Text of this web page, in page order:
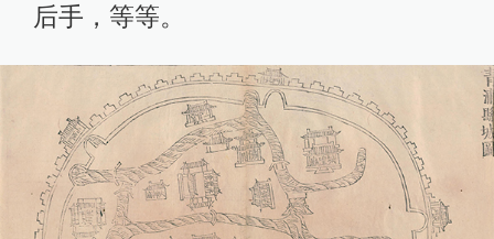
后手，等等。